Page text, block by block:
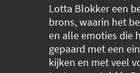
Lotta Blokker een
brons, waarin het
en alle emoties die
gepaard met een
kijken en met veel